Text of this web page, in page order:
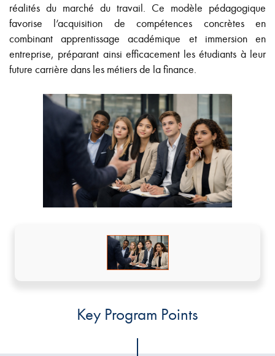
réalités du marché du travail. Ce modèle pédagogique
favorise l’acquisition de compétences concrètes en
combinant apprentissage académique et immersion en
entreprise, préparant ainsi efficacement les étudiants à leur
future carrière dans les métiers de la finance.
Key Program Points